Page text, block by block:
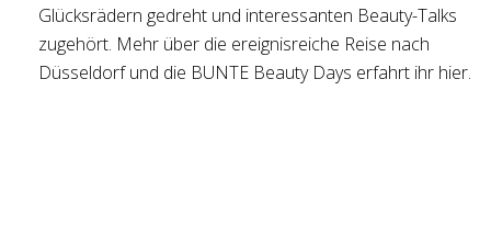
Glücksrädern gedreht und interessanten Beauty-Talks
zugehört. Mehr über die ereignisreiche Reise nach
Düsseldorf und die BUNTE Beauty Days erfahrt ihr hier.